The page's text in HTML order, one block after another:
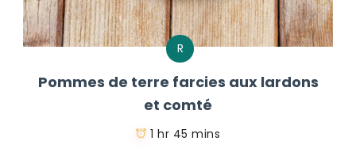
R
Pommes de terre farcies aux lardons
et comté
1 hr 45 mins